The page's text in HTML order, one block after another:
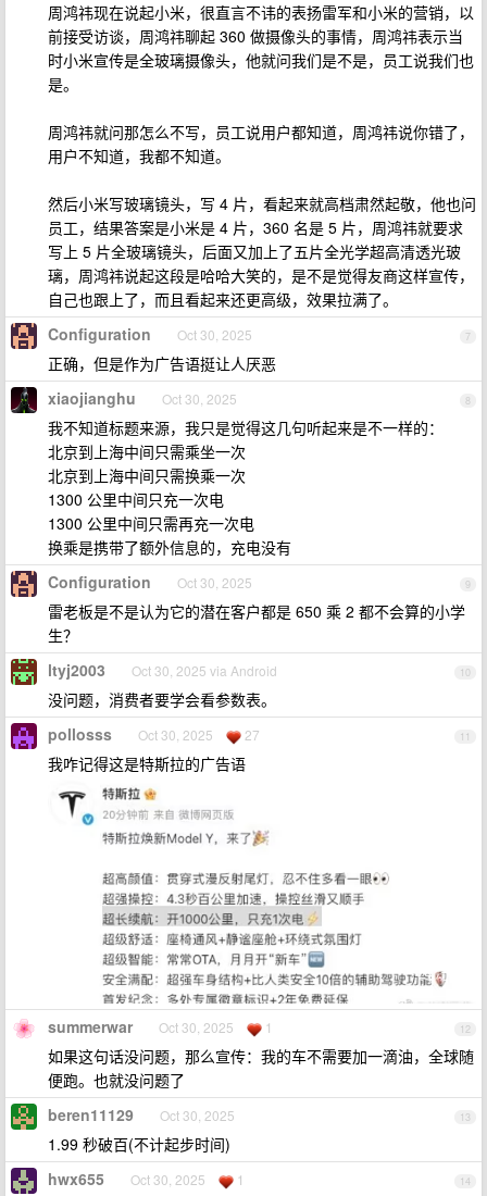
周鸿祎现在说起小米，很直言不讳的表扬雷军和小米的营销，以
前接受访谈，周鸿祎聊起 360 做摄像头的事情，周鸿祎表示当
时小米宣传是全玻璃摄像头，他就问我们是不是，员工说我们也
是。
周鸿祎就问那怎么不写，员工说用户都知道，周鸿祎说你错了，
用户不知道，我都不知道。
然后小米写玻璃镜头，写 4 片，看起来就高档肃然起敬，他也问
员工，结果答案是小米是 4 片，360 名是 5 片，周鸿祎就要求
写上 5 片全玻璃镜头，后面又加上了五片全光学超高清透光玻
璃，周鸿祎说起这段是哈哈大笑的，是不是觉得友商这样宣传，
自己也跟上了，而且看起来还更高级，效果拉满了。
7
Configuration Oct 30, 2025
正确，但是作为广告语挺让人厌恶
8
xiaojianghu Oct 30, 2025
我不知道标题来源，我只是觉得这几句听起来是不一样的：
北京到上海中间只需乘坐一次
北京到上海中间只需换乘一次
1300 公里中间只充一次电
1300 公里中间只需再充一次电
换乘是携带了额外信息的，充电没有
9
Configuration Oct 30, 2025
雷老板是不是认为它的潜在客户都是 650 乘 2 都不会算的小学
生？
10
ltyj2003 Oct 30, 2025 via Android
没问题，消费者要学会看参数表。
11
pollosss Oct 30, 2025 27
我咋记得这是特斯拉的广告语
12
summerwar Oct 30, 2025 1
如果这句话没问题，那么宣传：我的车不需要加一滴油，全球随
便跑。也就没问题了
13
beren11129 Oct 30, 2025
1.99 秒破百(不计起步时间)
14
hwx655 Oct 30, 2025 1